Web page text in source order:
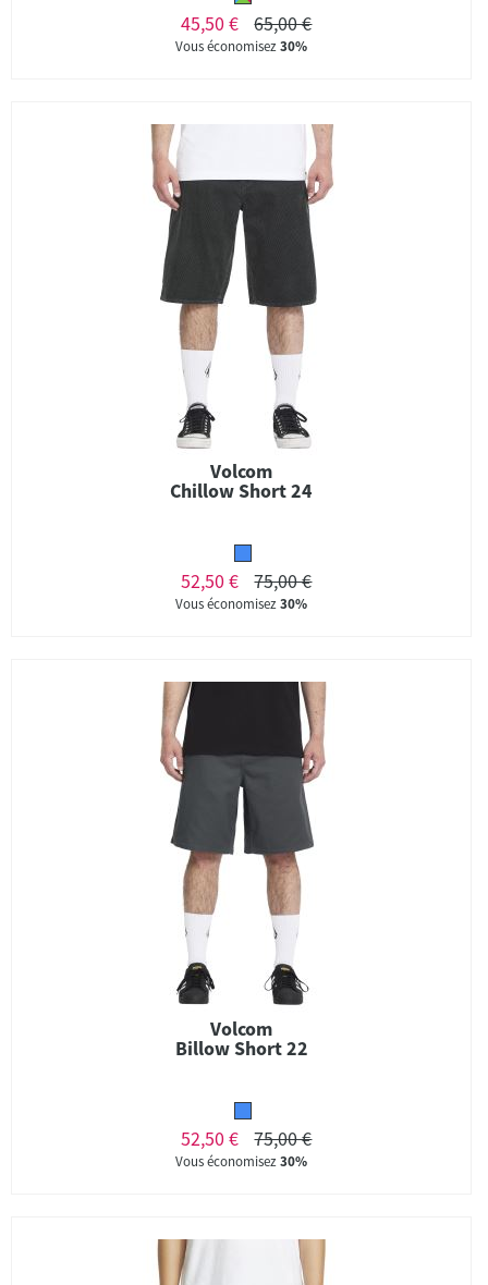
45,50 € 65,00 €
Vous économisez30%
Volcom
Chillow Short 24
52,50 € 75,00 €
Vous économisez30%
Volcom
Billow Short 22
52,50 € 75,00 €
Vous économisez30%